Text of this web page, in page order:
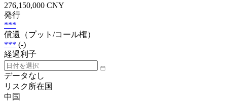
276,150,000 CNY
発行
***
償還（プット/コール権）
*** (-)
経過利子
データなし
リスク所在国
中国